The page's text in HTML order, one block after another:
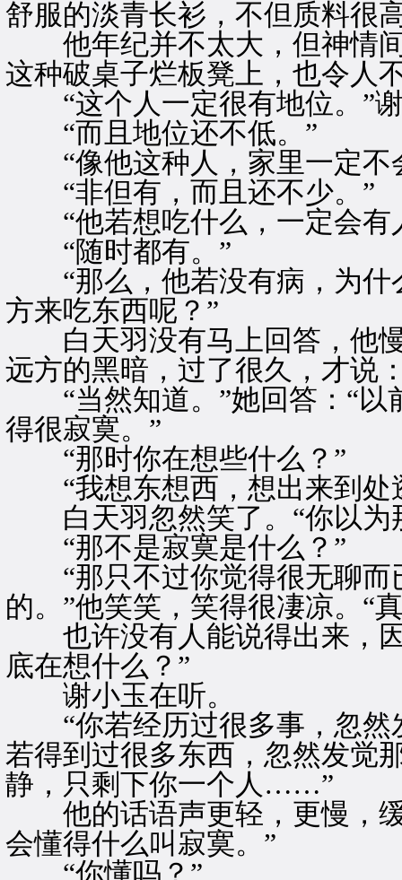
舒服的淡青长衫，不但质料很
他年纪并不太大，但神情间
这种破桌子烂板凳上，也令人
“这个人一定很有地位。”
“而且地位还不低。”
“像他这种人，家里一定不
“非但有，而且还不少。”
“他若想吃什么，一定会有
“随时都有。”
“那么，他若没有病，为什
方来吃东西呢？”
白天羽没有马上回答，他慢
远方的黑暗，过了很久，才说
“当然知道。”她回答：“以
得很寂寞。”
“那时你在想些什么？”
“我想东想西，想出来到处
白天羽忽然笑了。“你以为
“那不是寂寞是什么？”
“那只不过你觉得很无聊而
的。”他笑笑，笑得很凄凉。“
也许没有人能说得出来，因
底在想什么？”
谢小玉在听。
“你若经历过很多事，忽然
若得到过很多东西，忽然发觉
静，只剩下你一个人……”
他的话语声更轻，更慢，缓
会懂得什么叫寂寞。”
“你懂吗？”